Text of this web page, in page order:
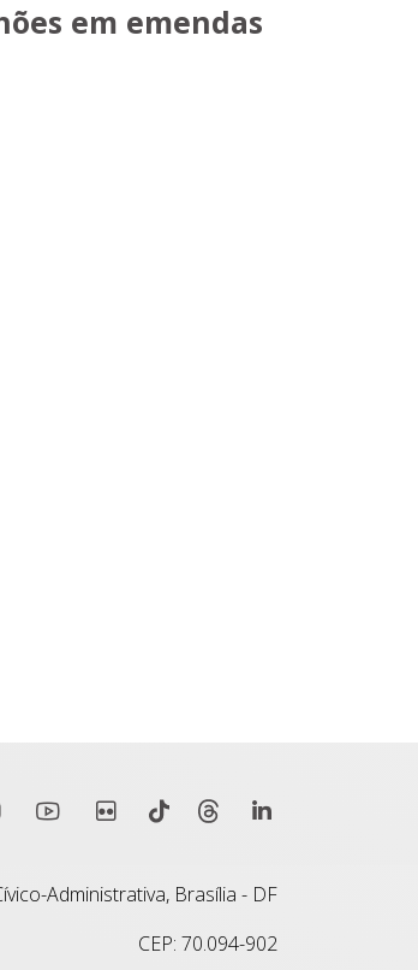
em emendas
Administrativa, Brasília - DF
CEP: 70.094-902